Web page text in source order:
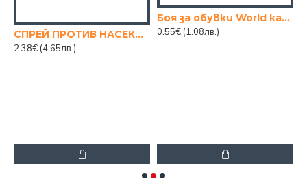
СПРЕЙ ПРОТИВ НАСЕКОМИ SMARTLINE 400МЛ
2.38€ (4.65лв.)
Боя за обувки World кафява
0.55€ (1.08лв.)